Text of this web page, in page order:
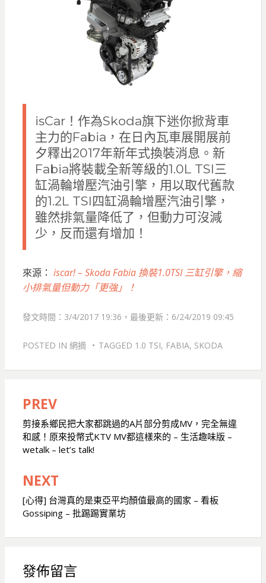
isCar！作為Skoda旗下迷你掀背車
主力的Fabia，在日內瓦車展開展前
夕釋出2017年新年式換裝消息。新
Fabia將裝載全新等級的1.0L TSI三
缸渦輪增壓汽油引擎，用以取代舊款
的1.2L TSI四缸渦輪增壓汽油引擎，
雖然排氣量降低了，但動力可沒減
少，反而還有增加！
來源： iscar! – Skoda Fabia 換裝1.0TSI 三缸引擎，縮
小排氣量但動力「更強」！
發文時間：3/4/2017 19:36，最後更新：6/24/2019 09:45
POSTED IN 網摘 TAGGED 1.0 TSI, FABIA, SKODA
文
章
導
PREV
剪接系鄉民把大家都跳過的A片部分剪成MV，完全無違
和感！原來投幣式KTV MV都這樣來的 – 生活趣味版 –
wetalk – let’s talk!
NEXT
[心得] 台灣真的是東亞平均顏值最高的國家 – 看板
Gossiping – 批踢踢實業坊
發佈留言